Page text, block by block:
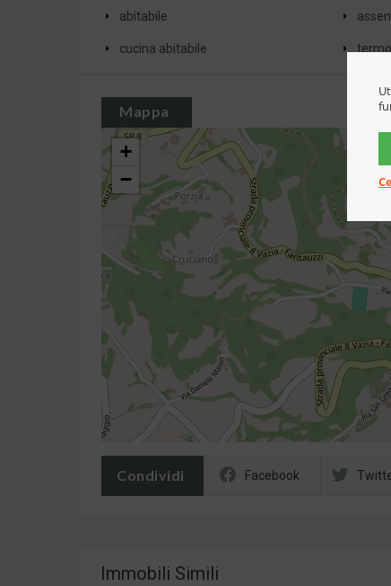
abitabile
cucina abitabile
Mappa
+
−
Condividi Facebook
Immobili Simili